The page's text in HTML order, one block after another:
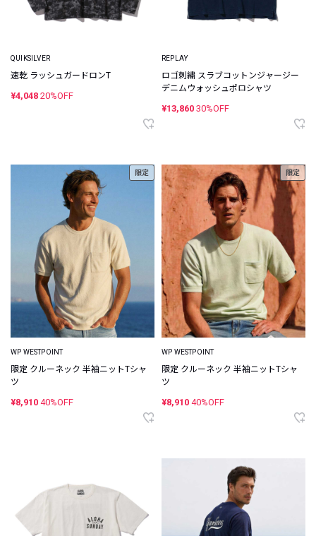
QUIKSILVER
速乾 ラッシュガードロンT
¥4,048 20%OFF
REPLAY
ロゴ刺繍 スラブコットンジャージー
デニムウォッシュポロシャツ
¥13,860 30%OFF
限定
WP WESTPOINT
限定 クルーネック 半袖ニットTシャ
ツ
¥8,910 40%OFF
限定
WP WESTPOINT
限定 クルーネック 半袖ニットTシャ
ツ
¥8,910 40%OFF